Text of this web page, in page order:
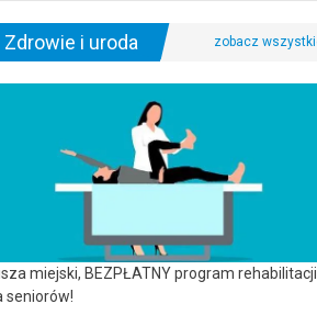
Zdrowie i uroda
miejski, BEZPŁATNY program rehabilitacji
seniorów!